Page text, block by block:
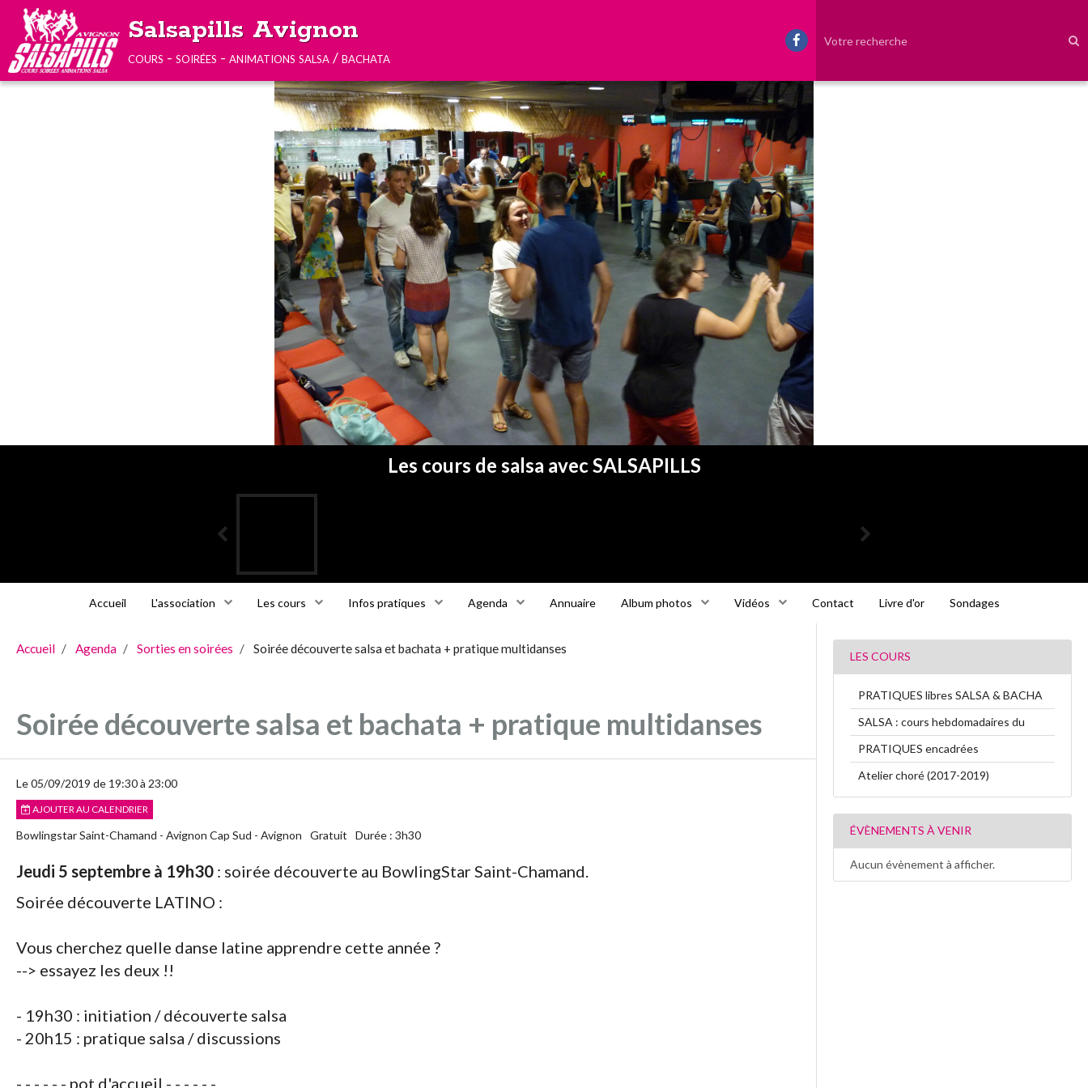
Salsapills Avignon
cours - soirées - animations salsa / bachata
Les cours de salsa avec SALSAPILLS
Accueil L'association Les cours Infos pratiques Agenda Annuaire Album photos Vidéos Contact Livre d'or Sondages
Accueil Agenda Sorties en soirées Soirée découverte salsa et bachata + pratique multidanses
Soirée découverte salsa et bachata + pratique multidanses
Le 05/09/2019 de 19:30à 23:00
AJOUTER AU CALENDRIER
Bowlingstar Saint-Chamand - Avignon Cap Sud - Avignon Gratuit Durée : 3h30
Jeudi 5 septembre à 19h30 : soirée découverte au BowlingStar Saint-Chamand.
Soirée découverte LATINO :
Vous cherchez quelle danse latine apprendre cette année ?
--> essayez les deux !!
- 19h30 : initiation / découverte salsa
- 20h15 : pratique salsa / discussions
- - - - - - pot d'accueil - - - - - -
LES COURS
PRATIQUES libres SALSA & BACHA
SALSA : cours hebdomadaires du
PRATIQUES encadrées
Atelier choré (2017-2019)
ÉVÈNEMENTS À VENIR
Aucun évènement à afficher.